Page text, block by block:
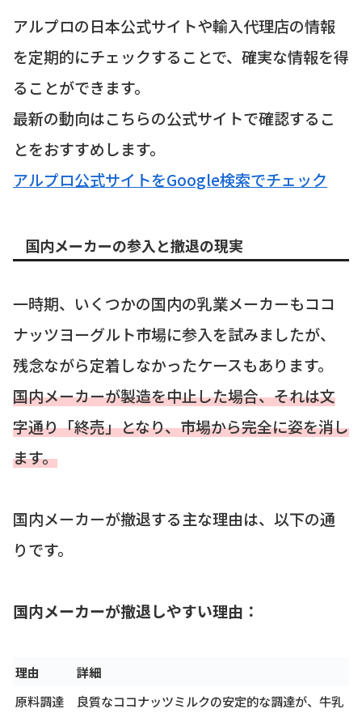
アルプロの日本公式サイトや輸入代理店の情報
を定期的にチェックすることで、確実な情報を得
ることができます。
最新の動向はこちらの公式サイトで確認するこ
とをおすすめします。
アルプロ公式サイトをGoogle検索でチェック
国内メーカーの参入と撤退の現実
一時期、いくつかの国内の乳業メーカーもココ
ナッツヨーグルト市場に参入を試みましたが、
残念ながら定着しなかったケースもあります。
国内メーカーが製造を中止した場合、それは文
字通り「終売」となり、市場から完全に姿を消し
ます。
国内メーカーが撤退する主な理由は、以下の通
りです。
国内メーカーが撤退しやすい理由：
理由
詳細
原料調達
良質なココナッツミルクの安定的な調達が、牛乳